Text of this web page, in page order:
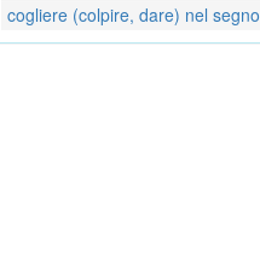
cogliere (colpire, dare) nel segno